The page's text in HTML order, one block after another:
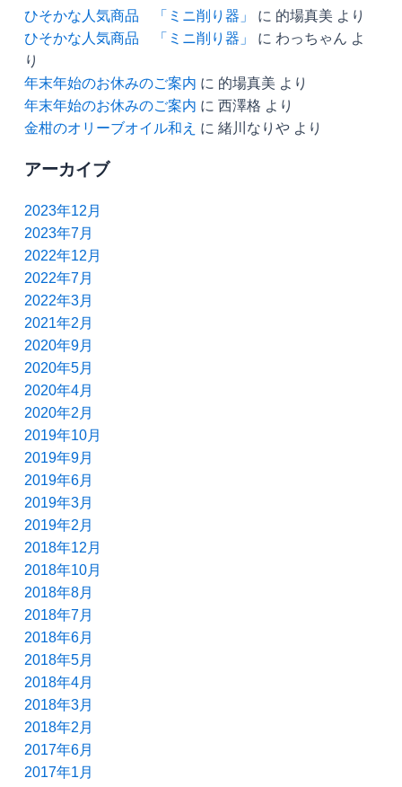
ひそかな人気商品 「ミニ削り器」 に 的場真美 より
ひそかな人気商品 「ミニ削り器」
に わっちゃん よ
り
年末年始のお休みのご案内 に 的場真美 より
年末年始のお休みのご案内 に 西澤格 より
金柑のオリーブオイル和え に 緒川なりや より
アーカイブ
2023年12月
2023年7月
2022年12月
2022年7月
2022年3月
2021年2月
2020年9月
2020年5月
2020年4月
2020年2月
2019年10月
2019年9月
2019年6月
2019年3月
2019年2月
2018年12月
2018年10月
2018年8月
2018年7月
2018年6月
2018年5月
2018年4月
2018年3月
2018年2月
2017年6月
2017年1月